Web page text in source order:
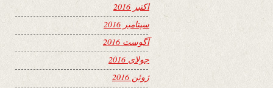
اکتبر 2016
سپتامبر 2016
آگوست 2016
جولای 2016
ژوئن 2016